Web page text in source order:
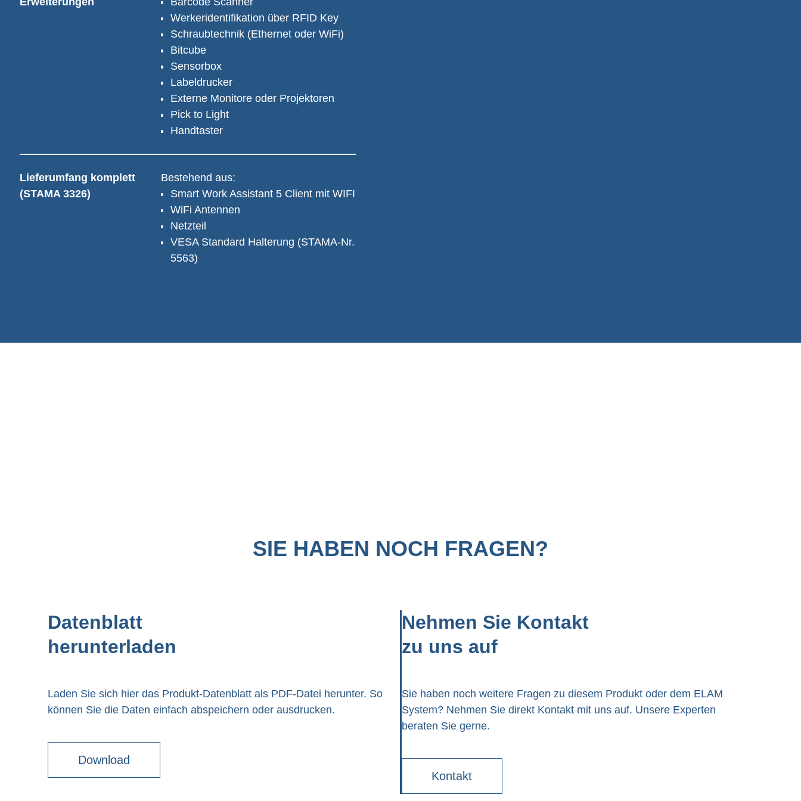
Werkeridentifikation über RFID Key
Schraubtechnik (Ethernet oder WiFi)
Bitcube
Sensorbox
Labeldrucker
Externe Monitore oder Projektoren
Pick to Light
Handtaster
Lieferumfang komplett
(STAMA 3326)
Bestehend aus:
Smart Work Assistant 5 Client mit WIFI
WiFi Antennen
Netzteil
VESA Standard Halterung (STAMA-Nr.
5563)
SIE HABEN NOCH FRAGEN?
Datenblatt
herunterladen
Laden Sie sich hier das Produkt-Datenblatt als PDF-Datei herunter. So
können Sie die Daten einfach abspeichern oder ausdrucken.
Download
Nehmen Sie Kontakt
zu uns auf
Sie haben noch weitere Fragen zu diesem Produkt oder dem ELAM
System? Nehmen Sie direkt Kontakt mit uns auf. Unsere Experten
beraten Sie gerne.
Kontakt